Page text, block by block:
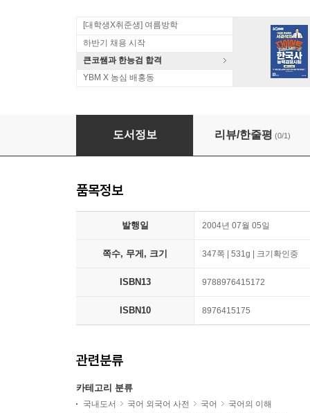
[대학생X취준생] 여름방학
하반기 채용 시작
큰코쌤과 한능검 합격
YBM X 농심 배홍동
한국어 의미론
도서정보 리뷰/한줄평 (0/1)
품목정보
발행일 2004년 07월 05일
쪽수, 무게, 크기 347쪽 | 531g | 크기확인중
ISBN13 9788976415172
ISBN10 8976415175
관련분류
카테고리 분류
국내도서 국어 외국어 사전 국어
국어의 이해